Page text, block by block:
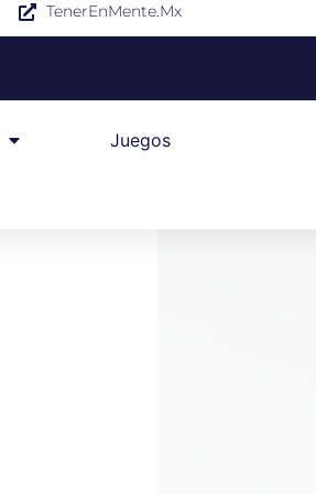
TenerEnMente.Mx
Juegos